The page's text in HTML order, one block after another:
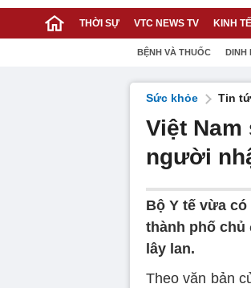
THỜI SỰ VTC NEWS TV KINH TẾ
BỆNH VÀ THUỐC DINH
Sức khỏe Tin
Việt
người
Bộ Y tế vừa
thành phố chủ
lây lan.
Theo văn bản